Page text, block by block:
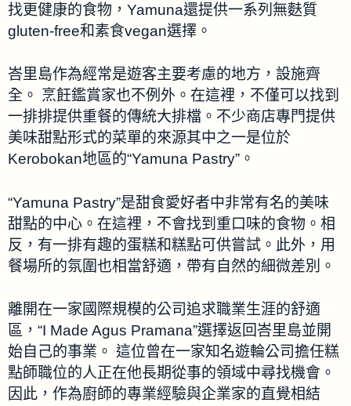
找更健康的食物，Yamuna還提供一系列無麩質
gluten-free和素食vegan選擇。
峇里島作為經常是遊客主要考慮的地方，設施齊
全。 烹飪鑑賞家也不例外。在這裡，不僅可以找到
一排排提供重餐的傳統大排檔。不少商店專門提供
美味甜點形式的菜單的來源其中之一是位於
Kerobokan地區的“Yamuna Pastry”。
“Yamuna Pastry”是甜食愛好者中非常有名的美味
甜點的中心。在這裡，不會找到重口味的食物。相
反，有一排有趣的蛋糕和糕點可供嘗試。此外，用
餐場所的氛圍也相當舒適，帶有自然的細微差別。
離開在一家國際規模的公司追求職業生涯的舒適
區，“I Made Agus Pramana”選擇返回峇里島並開
始自己的事業。 這位曾在一家知名遊輪公司擔任糕
點師職位的人正在他長期從事的領域中尋找機會。
因此，作為廚師的專業經驗與企業家的直覺相結